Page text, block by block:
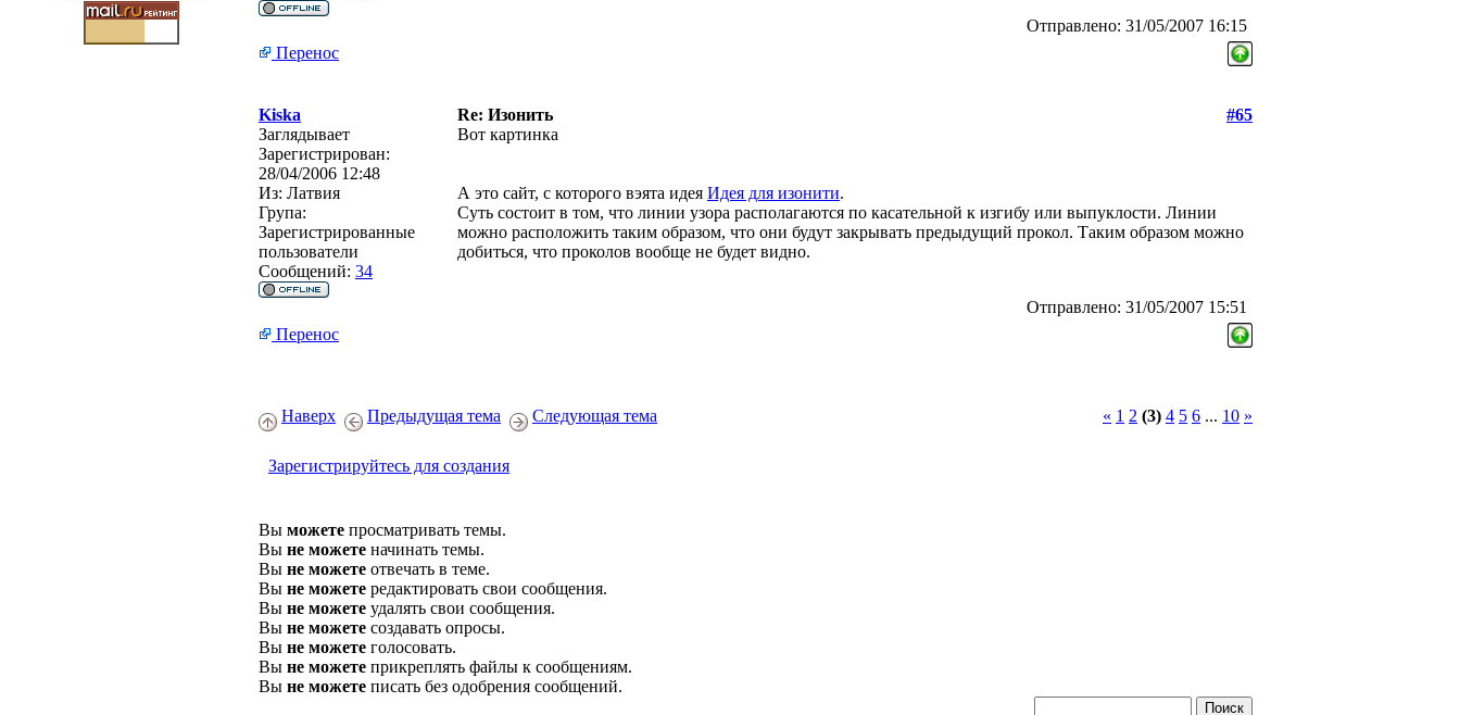
Отправлено: 31/05/2007 16:15
Перенос
Kiska Re: Изонить
#65
Заглядывает
Зарегистрирован:
28/04/2006 12:48
Из: Латвия
Група:
Зарегистрированные
пользователи
Сообщений: 34
Вот картинка
А это сайт, с которого вэята идея Идея для изонити.
Суть состоит в том, что линии узора располагаются по касательной к изгибу или выпуклости. Линии
можно расположить таким образом, что они будут закрывать предыдущий прокол. Таким образом можно
добиться, что проколов вообще не будет видно.
Отправлено: 31/05/2007 15:51
Перенос
Наверх Предыдущая тема Следующая тема « 1 2 (3) 4 5 6 ... 10 »
Зарегистрируйтесь для создания
Вы можете просматривать темы.
Вы не можете начинать темы.
Вы не можете отвечать в теме.
Вы не можете редактировать свои сообщения.
Вы не можете удалять свои сообщения.
Вы не можете создавать опросы.
Вы не можете голосовать.
Вы не можете прикреплять файлы к сообщениям.
Вы не можете писать без одобрения сообщений.